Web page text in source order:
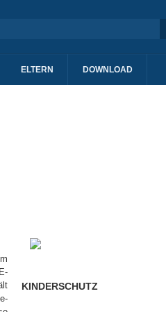
ELTERN DOWNLOAD
KINDERSCHUTZ